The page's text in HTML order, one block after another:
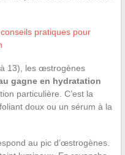
pratiques pour
13), les œstrogènes
gagne en hydratation
particulière. C’est la
doux ou un sérum à la
au pic d’œstrogènes.